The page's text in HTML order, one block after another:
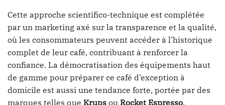
Cette approche scientifico-technique est complétée
par un marketing axé sur la transparence et la qualité,
où les consommateurs peuvent accéder à l’historique
complet de leur café, contribuant à renforcer la
confiance. La démocratisation des équipements haut
de gamme pour préparer ce café d’exception à
domicile est aussi une tendance forte, portée par des
marques telles que Krups ou Rocket Espresso.